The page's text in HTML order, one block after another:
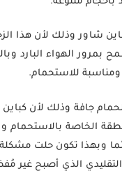
شاور وذلك لأن هذا
بمرور الهواء البارد
ومناسبة للاستحمام.
جافة وذلك لأن
الخاصة بالاستحمام
وبهذا تكون حلت مشكلة
الذي أصبح غير